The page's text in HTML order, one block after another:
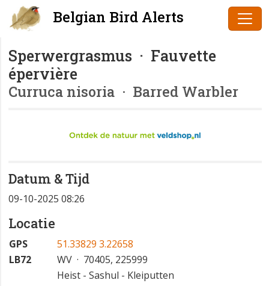
Belgian Bird Alerts
Sperwergrasmus · Fauvette
épervière
Curruca nisoria · Barred Warbler
Datum & Tijd
09-10-2025 08:26
Locatie
GPS
51.33829 3.22658
LB72
WV · 70405, 225999
Heist - Sashul - Kleiputten